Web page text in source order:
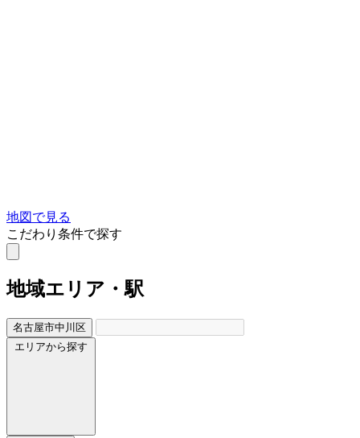
地図で見る
こだわり条件で探す
地域エリア・駅
名古屋市中川区
エリアから探す